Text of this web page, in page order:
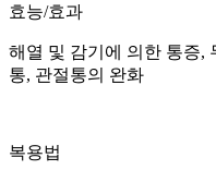
효능/효과
해열 및 감기에 의한 통증,
통, 관절통의 완화
복용법